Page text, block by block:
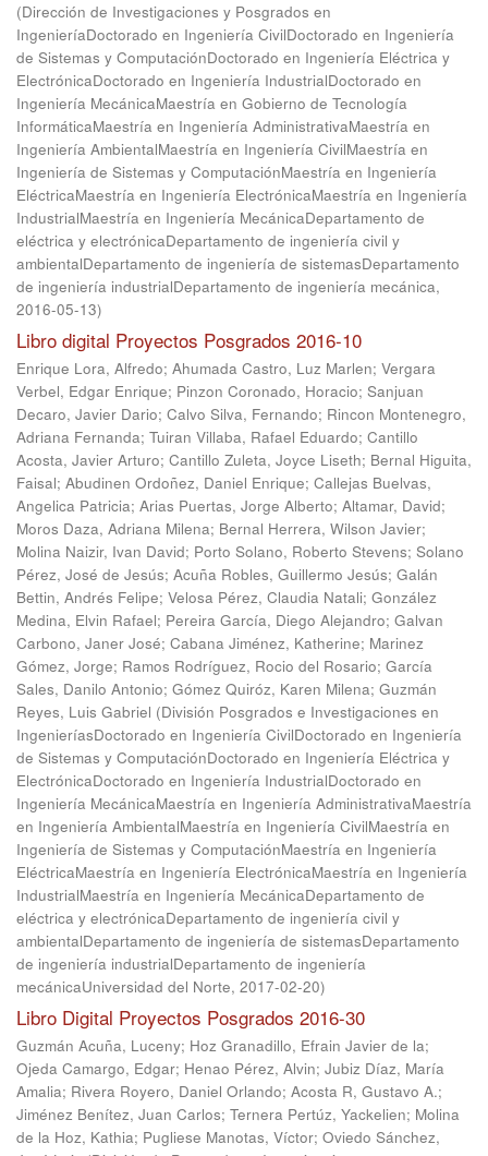
(Dirección de Investigaciones y Posgrados en
IngenieríaDoctorado en Ingeniería CivilDoctorado en Ingeniería
de Sistemas y ComputaciónDoctorado en Ingeniería Eléctrica y
ElectrónicaDoctorado en Ingeniería IndustrialDoctorado en
Ingeniería MecánicaMaestría en Gobierno de Tecnología
InformáticaMaestría en Ingeniería AdministrativaMaestría en
Ingeniería AmbientalMaestría en Ingeniería CivilMaestría en
Ingeniería de Sistemas y ComputaciónMaestría en Ingeniería
EléctricaMaestría en Ingeniería ElectrónicaMaestría en Ingeniería
IndustrialMaestría en Ingeniería MecánicaDepartamento de
eléctrica y electrónicaDepartamento de ingeniería civil y
ambientalDepartamento de ingeniería de sistemasDepartamento
de ingeniería industrialDepartamento de ingeniería mecánica,
2016-05-13)
Libro digital Proyectos Posgrados 2016-10
Enrique Lora, Alfredo; Ahumada Castro, Luz Marlen; Vergara
Verbel, Edgar Enrique; Pinzon Coronado, Horacio; Sanjuan
Decaro, Javier Dario; Calvo Silva, Fernando; Rincon Montenegro,
Adriana Fernanda; Tuiran Villaba, Rafael Eduardo; Cantillo
Acosta, Javier Arturo; Cantillo Zuleta, Joyce Liseth; Bernal Higuita,
Faisal; Abudinen Ordoñez, Daniel Enrique; Callejas Buelvas,
Angelica Patricia; Arias Puertas, Jorge Alberto; Altamar, David;
Moros Daza, Adriana Milena; Bernal Herrera, Wilson Javier;
Molina Naizir, Ivan David; Porto Solano, Roberto Stevens; Solano
Pérez, José de Jesús; Acuña Robles, Guillermo Jesús; Galán
Bettin, Andrés Felipe; Velosa Pérez, Claudia Natali; González
Medina, Elvin Rafael; Pereira García, Diego Alejandro; Galvan
Carbono, Janer José; Cabana Jiménez, Katherine; Marinez
Gómez, Jorge; Ramos Rodríguez, Rocio del Rosario; García
Sales, Danilo Antonio; Gómez Quiróz, Karen Milena; Guzmán
Reyes, Luis Gabriel (División Posgrados e Investigaciones en
IngenieríasDoctorado en Ingeniería CivilDoctorado en Ingeniería
de Sistemas y ComputaciónDoctorado en Ingeniería Eléctrica y
ElectrónicaDoctorado en Ingeniería IndustrialDoctorado en
Ingeniería MecánicaMaestría en Ingeniería AdministrativaMaestría
en Ingeniería AmbientalMaestría en Ingeniería CivilMaestría en
Ingeniería de Sistemas y ComputaciónMaestría en Ingeniería
EléctricaMaestría en Ingeniería ElectrónicaMaestría en Ingeniería
IndustrialMaestría en Ingeniería MecánicaDepartamento de
eléctrica y electrónicaDepartamento de ingeniería civil y
ambientalDepartamento de ingeniería de sistemasDepartamento
de ingeniería industrialDepartamento de ingeniería
mecánicaUniversidad del Norte, 2017-02-20)
Libro Digital Proyectos Posgrados 2016-30
Guzmán Acuña, Luceny; Hoz Granadillo, Efrain Javier de la;
Ojeda Camargo, Edgar; Henao Pérez, Alvin; Jubiz Díaz, María
Amalia; Rivera Royero, Daniel Orlando; Acosta R, Gustavo A.;
Jiménez Benítez, Juan Carlos; Ternera Pertúz, Yackelien; Molina
de la Hoz, Kathia; Pugliese Manotas, Víctor; Oviedo Sánchez,